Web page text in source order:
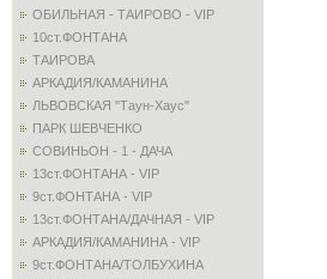
ОБИЛЬНАЯ - ТАИРОВО - VIP
10ст.ФОНТАНА
ТАИРОВА
АРКАДИЯ/КАМАНИНА
ЛЬВОВСКАЯ "Таун-Хаус"
ПАРК ШЕВЧЕНКО
СОВИНЬОН - 1 - ДАЧА
13ст.ФОНТАНА - VIP
9ст.ФОНТАНА - VIP
13ст.ФОНТАНА/ДАЧНАЯ - VIP
АРКАДИЯ/КАМАНИНА - VIP
9ст.ФОНТАНА/ТОЛБУХИНА